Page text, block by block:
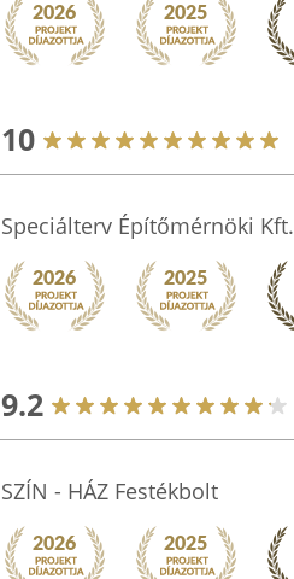
10
Speciálterv Építőmérnöki Kft.
9.2
SZÍN - HÁZ Festékbolt